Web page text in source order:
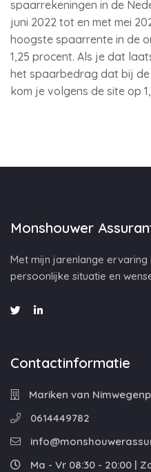
spaarrekeningen in de
juni 2022 tot en met mei
hoogste spaarrente in de
1,25 procent. Als je dat
het spaarbedrag dat bij
kom je volgens de site op
Monshouwer
Met mijn jarenlange
persoonlijke situatie en
Contactinformatie
Mariken van
0614449782
Ma - Vr 08:30 - 20:00 |